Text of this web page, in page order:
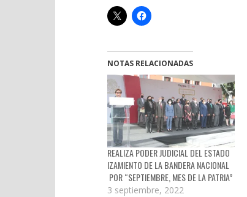
NOTAS RELACIONADAS
REALIZA PODER JUDICIAL DEL ESTADO
IZAMIENTO DE LA BANDERA NACIONAL
POR “SEPTIEMBRE, MES DE LA PATRIA”
3 septiembre, 2022